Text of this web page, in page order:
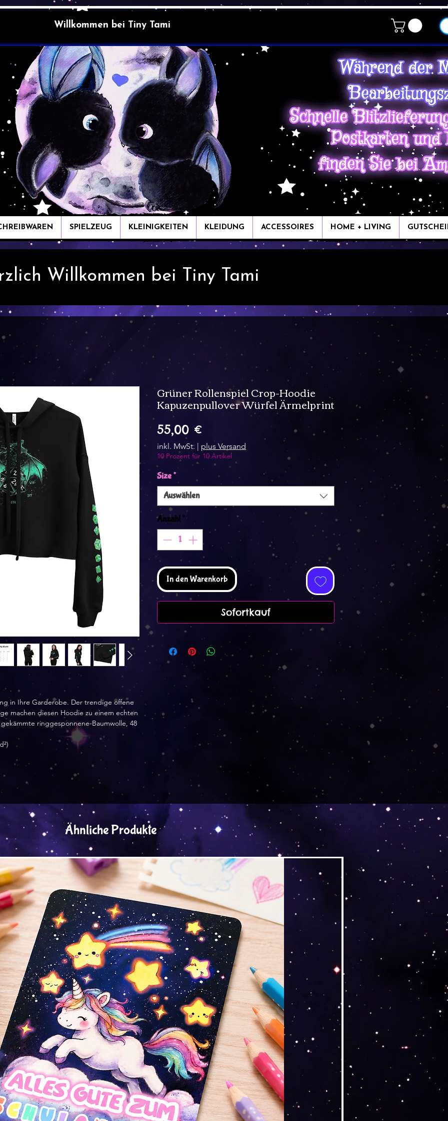
Willkommen bei Tiny Tami
SPIELZEUG KLEINIGKEITEN KLEIDUNG ACCESSOIRES HOME + LIVING
Willkommen bei Tiny Tami
in Ihre Garderobe. Der trendige offene
machen diesen Hoodie zu einem echten
ringgesponnene-Baumwolle, 48
Grüner Rollenspiel Crop-Hoodie
Kapuzenpullover Würfel Ärmelprint
55,00 €Preis
inkl. MwSt. | plus Versand
10 Prozent für 10 Artikel
Size*
Auswählen
Anzahl*
In den Warenkorb
Sofortkauf
Ähnliche Produkte
Versand by Tiny Tami